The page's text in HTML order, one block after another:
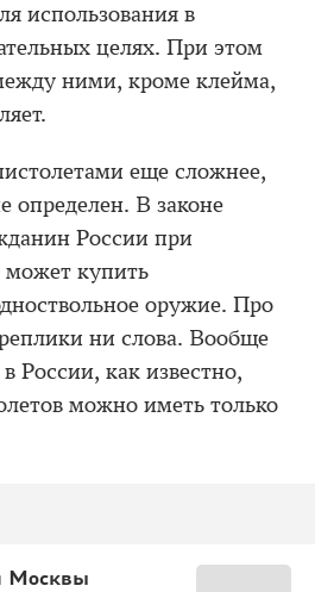
использования в
целях. При этом
ними, кроме клейма,
еще сложнее,
определен. В законе
России при
может купить
оружие. Про
ни слова. Вообще
России, как известно,
можно иметь только
Москвы